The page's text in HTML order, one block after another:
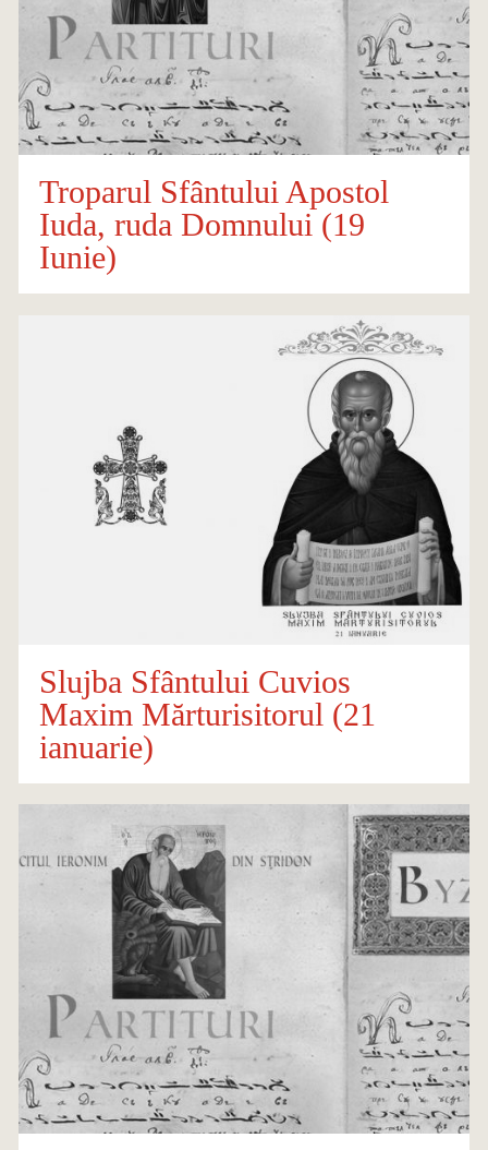
Troparul Sfântului Apostol
Iuda, ruda Domnului (19
Iunie)
Slujba Sfântului Cuvios
Maxim Mărturisitorul (21
ianuarie)